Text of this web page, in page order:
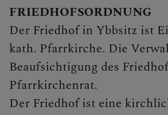
WAS TUN
FRIEDHOFSORDNUNG
Der Friedhof in Ybbsitz ist
kath. Pfarrkirche. Die
Beaufsichtigung des
Pfarrkirchenrat.
Der Friedhof ist eine